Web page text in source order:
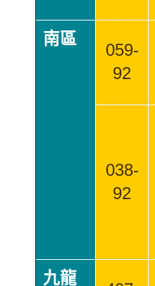
南區
059-
92
038-
92
九龍